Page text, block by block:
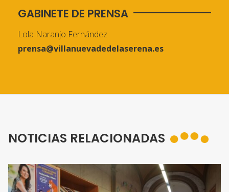
GABINETE DE PRENSA
Lola Naranjo Fernández
prensa@villanuevadedelaserena.es
NOTICIAS RELACIONADAS